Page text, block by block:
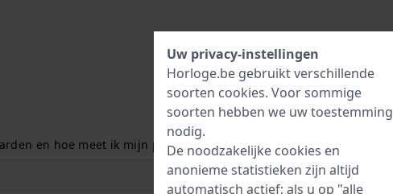
en hoe meet ik mijn polsmaat? Lees meer:
Uw privacy-instellingen
Horloge.be gebruikt verschillende
soorten cookies. Voor sommige
soorten hebben we uw toestemming
nodig.
De noodzakelijke cookies en
anonieme statistieken zijn altijd
automatisch actief; als u op "alle